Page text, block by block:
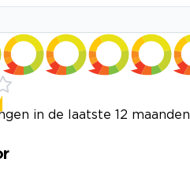
in de laatste 12 maanden